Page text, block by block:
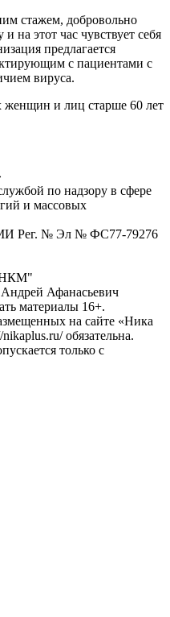
стажем, добровольно
на этот час чувствует себя
предлагается
с пациентами с
вируса.
и лиц старше 60 лет
по надзору в сфере
и массовых
Рег. № Эл № ФС77-79276
Афанасьевич
материалы 16+.
на сайте «Ника
обязательна.
только с